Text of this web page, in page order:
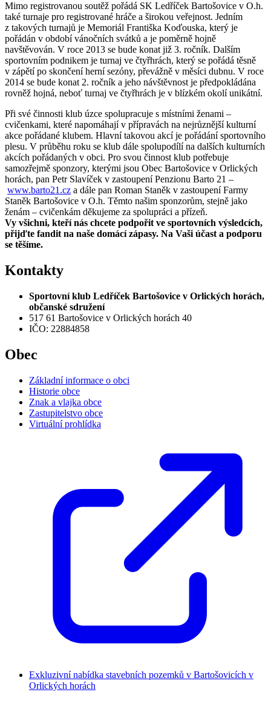
Mimo registrovanou soutěž pořádá SK Ledříček Bartošovice v O.h.
také turnaje pro registrované hráče a širokou veřejnost. Jedním
z takových turnajů je Memoriál Františka Koďouska, který je
pořádán v období vánočních svátků a je poměrně hojně
navštěvován. V roce 2013 se bude konat již 3. ročník. Dalším
sportovním podnikem je turnaj ve čtyřhrách, který se pořádá těsně
v zápětí po skončení herní sezóny, převážně v měsíci dubnu. V roce
2014 se bude konat 2. ročník a jeho návštěvnost je předpokládána
rovněž hojná, neboť turnaj ve čtyřhrách je v blízkém okolí unikátní.
Při své činnosti klub úzce spolupracuje s místními ženami –
cvičenkami, které napomáhají v přípravách na nejrůznější kulturní
akce pořádané klubem. Hlavní takovou akcí je pořádání sportovního
plesu. V průběhu roku se klub dále spolupodílí na dalších kulturních
akcích pořádaných v obci. Pro svou činnost klub potřebuje
samozřejmě sponzory, kterými jsou Obec Bartošovice v Orlických
horách, pan Petr Slavíček v zastoupení Penzionu Barto 21 –
www.barto21.cz a dále pan Roman Staněk v zastoupení Farmy
Staněk Bartošovice v O.h. Těmto našim sponzorům, stejně jako
ženám – cvičenkám děkujeme za spolupráci a přízeň.
Vy všichni, kteří nás chcete podpořit ve sportovních výsledcích,
přijďte fandit na naše domácí zápasy. Na Vaši účast a podporu
se těšíme.
Kontakty
Sportovní klub Ledříček Bartošovice v Orlických horách,
občanské sdružení
517 61 Bartošovice v Orlických horách 40
IČO: 22884858
Obec
Základní informace o obci
Historie obce
Znak a vlajka obce
Zastupitelstvo obce
Virtuální prohlídka
Exkluzivní nabídka stavebních pozemků v Bartošovicích v
Orlických horách